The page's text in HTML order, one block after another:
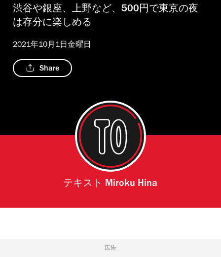
渋谷や銀座、上野など、500円で東京の夜
は存分に楽しめる
2021年10月1日金曜日
Share
テキスト Miroku Hina
広告